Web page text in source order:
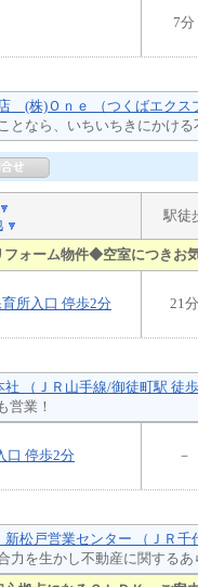
7分
(株)Ｏｎｅ （つくばエクス
となら、いちいちきにかける
駅徒
ォーム物件◆空室につきお
所入口 停歩2分
21分
（ＪＲ山手線/御徒町駅 徒歩
営業！
口 停歩2分
－
松戸営業センター （ＪＲ千
力を生かし不動産に関する